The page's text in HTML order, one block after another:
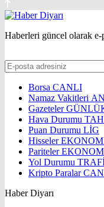
Haberleri güncel olarak
Borsa CANLI
Namaz Vakitleri
Gazeteler
Hava Durumu
Puan Durumu LİG
Hisseler
Pariteler
Yol Durumu
Kripto Paralar
Haber Diyarı